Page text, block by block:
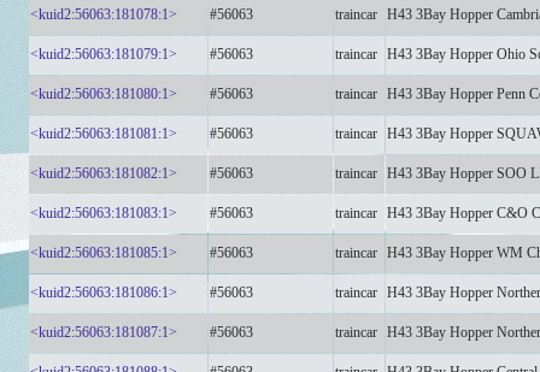
<kuid2:56063:181078:1> #56063 traincar H43 3Bay Hopper
<kuid2:56063:181079:1> #56063 traincar H43 3Bay Hopper Ohio
<kuid2:56063:181080:1> #56063 traincar H43 3Bay Hopper Penn
<kuid2:56063:181081:1> #56063 traincar H43 3Bay Hopper
<kuid2:56063:181082:1> #56063 traincar H43 3Bay Hopper SOO
<kuid2:56063:181083:1> #56063 traincar H43 3Bay Hopper C&O
<kuid2:56063:181085:1> #56063 traincar H43 3Bay Hopper WM
<kuid2:56063:181086:1> #56063 traincar H43 3Bay Hopper
<kuid2:56063:181087:1> #56063 traincar H43 3Bay Hopper